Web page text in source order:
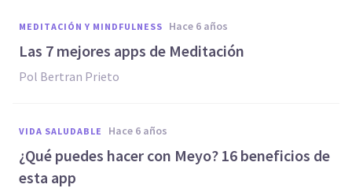
MEDITACIÓN Y MINDFULNESS hace 6 años
Las 7 mejores apps de Meditación
Pol Bertran Prieto
VIDA SALUDABLE hace 6 años
¿Qué puedes hacer con Meyo? 16 beneficios de
esta app